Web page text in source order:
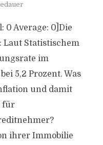
0 Average: 0]Die
Statistischem
im
5,2 Prozent. Was
und damit
für
ihrer Immobilie